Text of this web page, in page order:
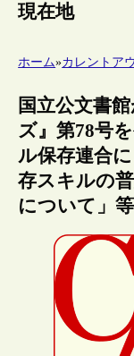
現在地
ホーム»カレントア
国立公文書
ズ』第78号
ル保存連合
存スキルの
について」